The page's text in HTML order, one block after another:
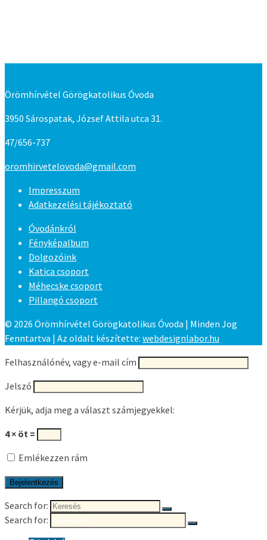
Örömhírvétel Görögkatolikus Óvoda
3950 Sárospatak, József Attila utca 31.
47/656-737
oromhirvetelovoda@gmail.com
Impresszum
Adatkezelési tájékoztató
Óvodánkról
Fényképalbum
Dolgozóink
Katica csoport
Méhecske csoport
Pillangó csoport
© 2026 Örömhírvétel Görögkatolikus Óvoda | Minden Jog
Fenntartva | Az oldalt készítette: webdesignlabor.hu
Felhasználónév, vagy e-mail cím
Jelszó
Kérjük, adja meg a választ számjegyekkel:
4 × öt =
Emlékezzen rám
Search for:
Search for: